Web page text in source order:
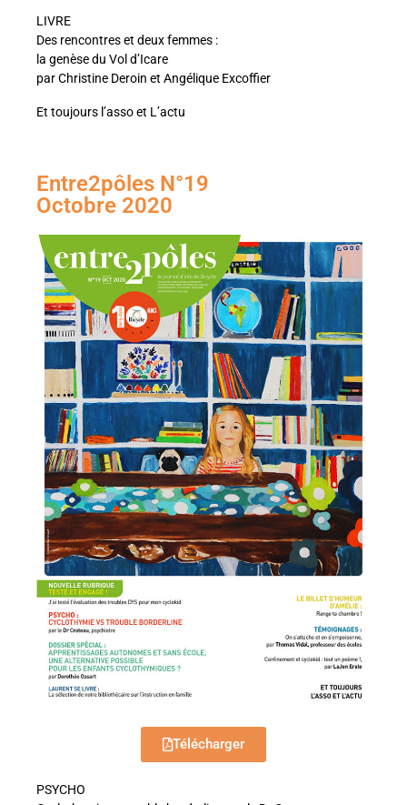
LIVRE
Des rencontres et deux femmes :
la genèse du Vol d’Icare
par Christine Deroin et Angélique Excoffier
Et toujours l’asso et L’actu
Entre2pôles N°19
Octobre 2020
Télécharger
PSYCHO